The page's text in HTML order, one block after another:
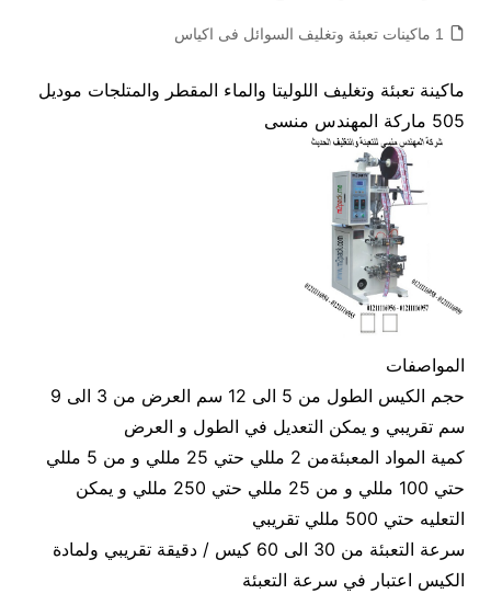
1 ماكينات تعبئة وتغليف السوائل فى اكياس
ماكينة تعبئة وتغليف اللوليتا والماء المقطر والمتلجات موديل
505 ماركة المهندس منسى
المواصفات
حجم الكيس الطول من 5 الى 12 سم العرض من 3 الى 9
سم تقريبي و يمكن التعديل في الطول و العرض
كمية المواد المعبئةمن 2 مللي حتي 25 مللي و من 5 مللي
حتي 100 مللي و من 25 مللي حتي 250 مللي و يمكن
التعليه حتي 500 مللي تقريبي
سرعة التعبئة من 30 الى 60 كيس / دقيقة تقريبي ولمادة
الكيس اعتبار في سرعة التعبئة